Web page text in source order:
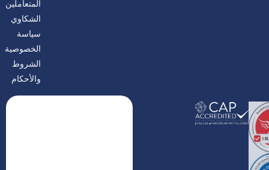
المتعاملين
الشكاوي
سياسة
الخصوصية
الشروط
والأحكام